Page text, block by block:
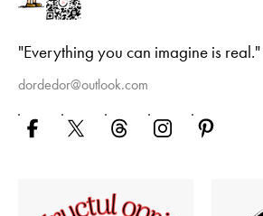
"Everything you can imagine is
dordedor@outlook.com